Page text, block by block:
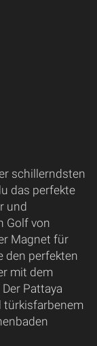
schillerndsten
das perfekte
und
Golf von
Magnet für
den perfekten
mit dem
Pattaya
türkisfarbenem